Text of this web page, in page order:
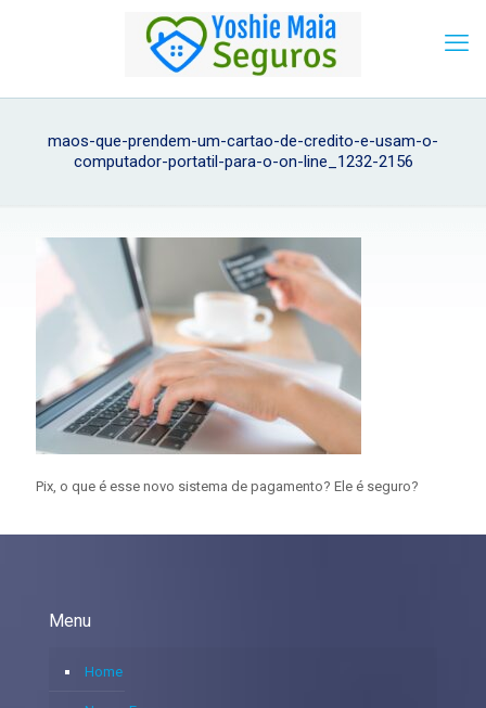
maos-que-prendem-um-cartao-de-credito-e-usam-o-
computador-portatil-para-o-on-line_1232-2156
Pix, o que é esse novo sistema de pagamento? Ele é seguro?
Menu
Home